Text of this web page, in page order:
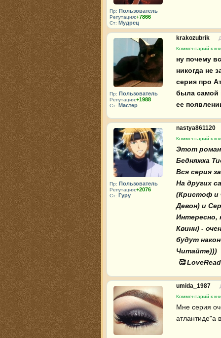
Пр: Пользователь
Репутация:+7866
Ст: Мудрец
Пр: Пользователь
Репутация:+1988
Ст: Мастер
krakozubrik
Комментарий к
ну почему
никогда не
серия про
была самой
ее
Пр: Пользователь
Репутация:+2076
Ст: Гуру
nastya861120
Комментарий к
Этот роман
Бедняжка
Вся серия
На других
(Кристоф и
Девон) и
Интересно,
Квинн) -
будут
Читайте)))
🥰
umida_1987
Комментарий к
Мне серия
атлантиде"а